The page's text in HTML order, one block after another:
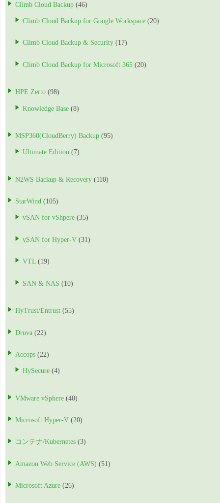
Climb Cloud Backup (46)
Climb Cloud Backup for Google Workspace (20)
Climb Cloud Backup & Security (17)
Climb Cloud Backup for Microsoft 365 (20)
HPE Zerto (98)
Knowledge Base (8)
MSP360(CloudBerry) Backup (95)
Ultimate Edition (7)
N2WS Backup & Recovery (110)
StarWind (105)
vSAN for vShpere (35)
vSAN for Hyper-V (31)
VTL (19)
SAN & NAS (10)
HyTrust/Entrust (55)
Druva (22)
Accops (22)
HySecure (4)
VMware vSphere (40)
Microsoft Hyper-V (20)
コンテナ/Kubernetes (3)
Amazon Web Service (AWS) (51)
Microsoft Azure (26)